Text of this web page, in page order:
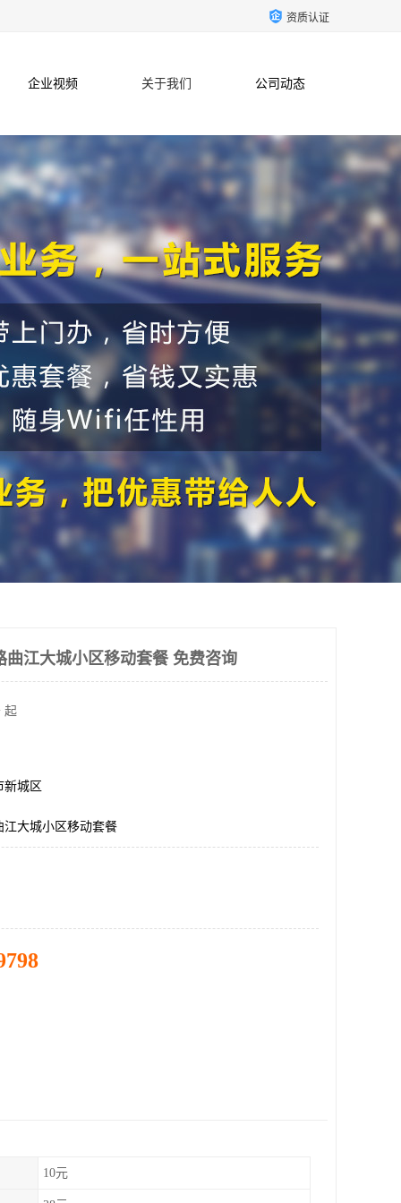
资质认证
企业视频 关于我们 公司动态
联系方式
曲江大城小区移动套餐 免费咨询
起
新城区
江大城小区移动套餐
10元